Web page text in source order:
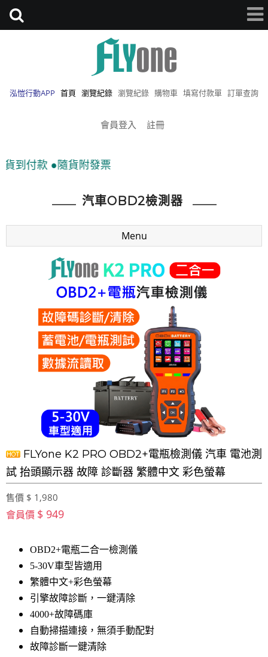
泓愷行動APP 首頁 瀏覽紀錄 瀏覽紀錄 購物車 填寫付款單 訂單查詢
會員登入 註冊
汽車OBD2檢測器
Menu
FLYone K2 PRO OBD2+電瓶檢測儀 汽車 電池測
試 抬頭顯示器 故障 診斷器 繁體中文 彩色螢幕
售價 $ 1,980
會員價 $ 949
OBD2+電瓶二合一檢測儀
5-30V車型皆適用
繁體中文+彩色螢幕
引擎故障診斷，一鍵清除
4000+故障碼庫
自動掃描連接，無須手動配對
故障診斷一鍵清除